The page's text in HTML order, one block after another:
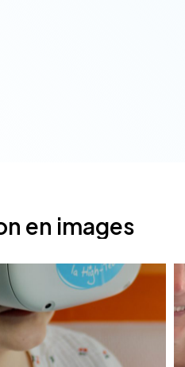
en images